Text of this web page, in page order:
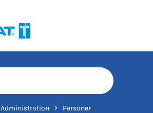
Administration Personer